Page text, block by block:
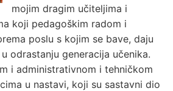
mojim dragim učiteljima i
koji pedagoškim radom i
poslu s kojim se bave, daju
odrastanju generacija učenika.
i administrativnom i tehničkom
u nastavi, koji su sastavni dio